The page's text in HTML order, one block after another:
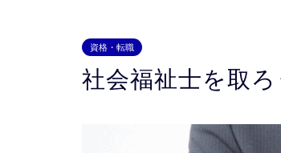
資格・転職
社会福祉士を取